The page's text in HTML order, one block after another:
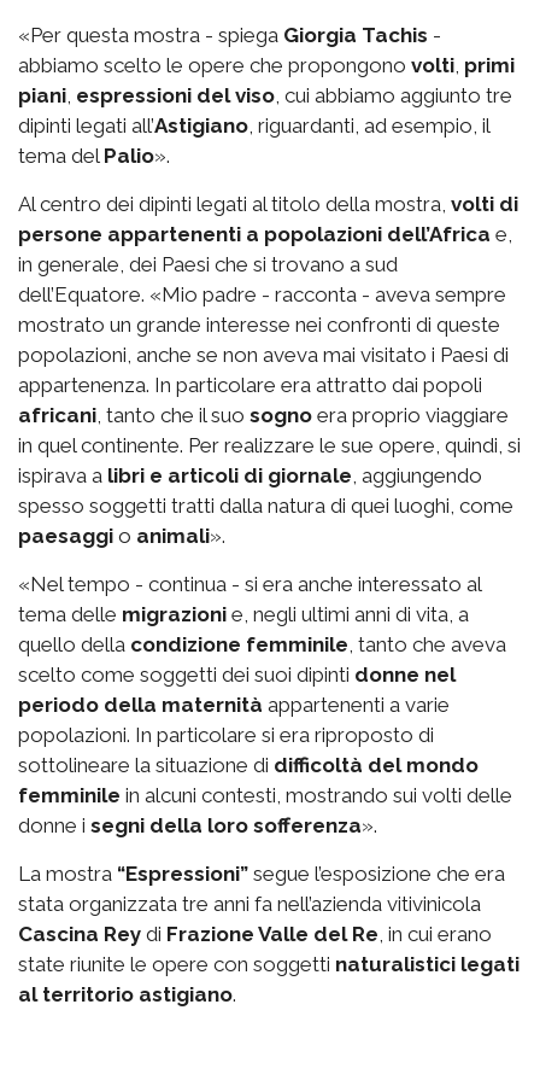
«Per questa mostra - spiega Giorgia Tachis -
abbiamo scelto le opere che propongono volti primi
piani espressioni del viso , cui abbiamo aggiunto tre
dipinti legati all’Astigiano , riguardanti, ad esempio, il
tema del Palio».
Al centro dei dipinti legati al titolo della mostra, volti di
persone appartenenti a popolazioni dell’Africa e,
in generale, dei Paesi che si trovano a sud
dell’Equatore. «Mio padre - racconta - aveva sempre
mostrato un grande interesse nei confronti di queste
popolazioni, anche se non aveva mai visitato i Paesi di
appartenenza. In particolare era attratto dai popoli
africani , tanto che il suo sogno era proprio viaggiare
in quel continente. Per realizzare le sue opere, quindi, si
ispirava a libri e articoli di giornale , aggiungendo
spesso soggetti tratti dalla natura di quei luoghi, come
paesaggi o animali».
«Nel tempo - continua - si era anche interessato al
tema delle migrazioni e, negli ultimi anni di vita, a
quello della condizione femminile , tanto che aveva
scelto come soggetti dei suoi dipinti donne nel
periodo della maternità appartenenti a varie
popolazioni. In particolare si era riproposto di
sottolineare la situazione di difficoltà del mondo
femminile in alcuni contesti, mostrando sui volti delle
donne i segni della loro sofferenza».
La mostra “Espressioni” segue l’esposizione che era
stata organizzata tre anni fa nell’azienda vitivinicola
Cascina Rey di Frazione Valle del Re , in cui erano
state riunite le opere con soggetti naturalistici legati
al territorio astigiano.